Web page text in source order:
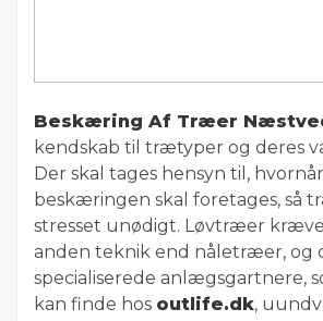
Beskæring Af Træer
kendskab til trætyper og deres
Der skal tages hensyn til,
beskæringen skal foretages, så
stresset unødigt. Løvtræer
anden teknik end nåletræer, og
specialiserede anlægsgartnere,
kan finde hos outlife.dk,